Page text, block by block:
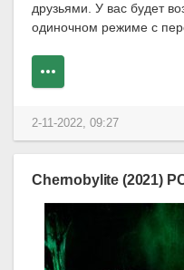
друзьями. У вас будет
одиночном режиме с
2-11-2022, 09:27
Chernobylite (2021)